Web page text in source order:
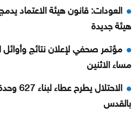
العودات: قانون هيئة الاعتماد
هيئة جديدة
مؤتمر صحفي لإعلان نتائج وأوائل
مساء الاثنين
بالقدس